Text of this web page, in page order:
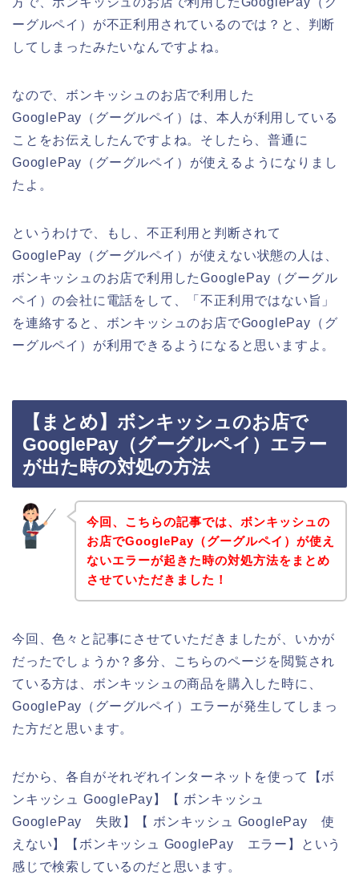
ーグルペイ）が不正利用されているのでは？と、判断
してしまったみたいなんですよね。
なので、ボンキッシュのお店で利用した
GooglePay（グーグルペイ）は、本人が利用している
ことをお伝えしたんですよね。そしたら、普通に
GooglePay（グーグルペイ）が使えるようになりまし
たよ。
というわけで、もし、不正利用と判断されて
GooglePay（グーグルペイ）が使えない状態の人は、
ボンキッシュのお店で利用したGooglePay（グーグル
ペイ）の会社に電話をして、「不正利用ではない旨」
を連絡すると、ボンキッシュのお店でGooglePay（グ
ーグルペイ）が利用できるようになると思いますよ。
【まとめ】ボンキッシュのお店で
GooglePay（グーグルペイ）エラー
が出た時の対処の方法
今回、こちらの記事では、ボンキッシュの
お店でGooglePay（グーグルペイ）が使え
ないエラーが起きた時の対処方法をまとめ
させていただきました！
今回、色々と記事にさせていただきましたが、いかが
だったでしょうか？多分、こちらのページを閲覧され
ている方は、ボンキッシュの商品を購入した時に、
GooglePay（グーグルペイ）エラーが発生してしまっ
た方だと思います。
だから、各自がそれぞれインターネットを使って【ボ
ンキッシュ GooglePay】【 ボンキッシュ
GooglePay 失敗】【 ボンキッシュ GooglePay 使
えない】【ボンキッシュ GooglePay エラー】という
感じで検索しているのだと思います。